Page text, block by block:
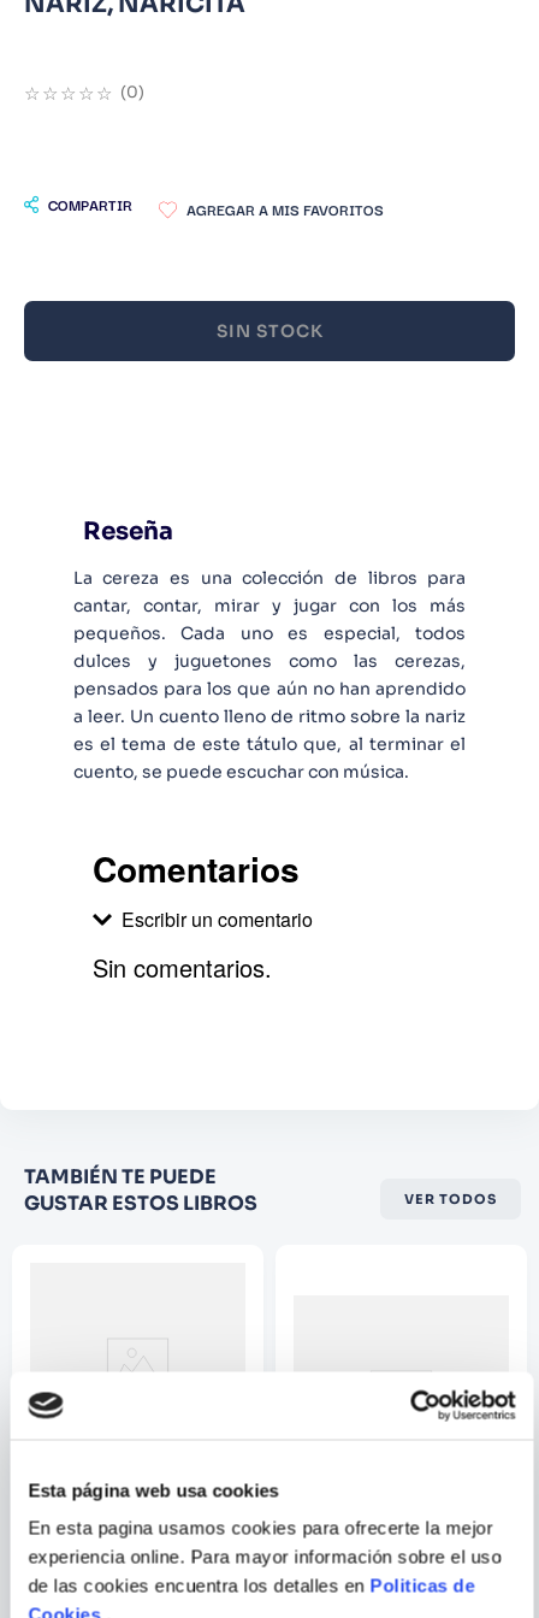
Esta página web usa cookies
En esta pagina usamos cookies para ofrecerte la mejor
experiencia online. Para mayor información sobre el uso
de las cookies encuentra los detalles en Politicas de
☆☆☆☆☆ (0)
COMPARTIR
SIN STOCK
Reseña
La cereza es una colección de libros para
cantar, contar, mirar y jugar con los más
pequeños. Cada uno es especial, todos
dulces y juguetones como las cerezas,
pensados para los que aún no han aprendido
a leer. Un cuento lleno de ritmo sobre la nariz
es el tema de este tátulo que, al terminar el
cuento, se puede escuchar con música.
Comentarios
Escribir un comentario
Califique el producto de 1 a 5
estrellas
Correo electrónico
Sin comentarios.
TAMBIÉN TE PUEDE
GUSTAR ESTOS LIBROS
VER TODOS
MARISA MOREA
PAISAJES DEL MUNDO
RUEDAS EN LA RUTA TOCAR
Y SENTIR